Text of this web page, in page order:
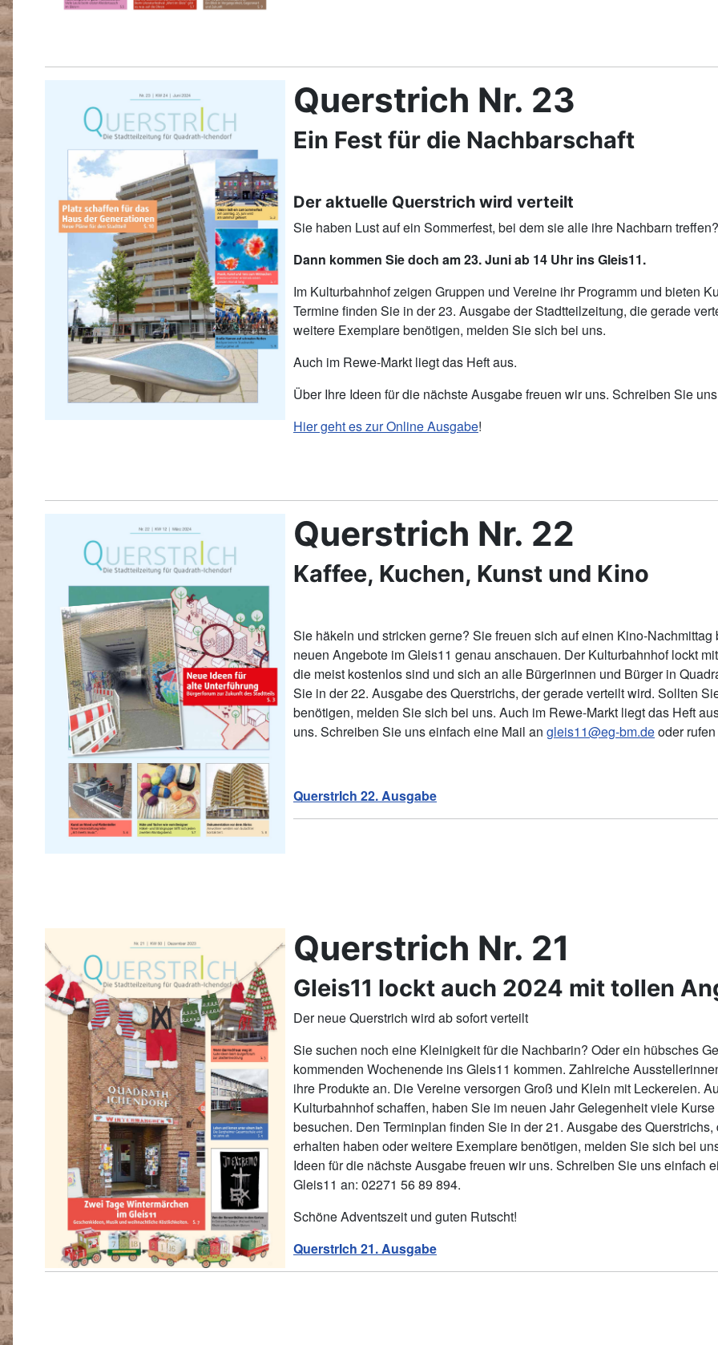
Querstrich Nr. 23
Ein Fest für die Nachbarschaft
Der aktuelle Querstrich wird verteilt
Sie haben Lust auf ein Sommerfest, bei dem sie alle ihre Nachbarn treffen?
Dann kommen Sie doch am 23. Juni ab 14 Uhr ins Gleis11.
Im Kulturbahnhof zeigen Gruppen und Vereine ihr Programm und bieten
Termine finden Sie in der 23. Ausgabe der Stadtteilzeitung, die gerade
weitere Exemplare benötigen, melden Sie sich bei uns.
Auch im Rewe-Markt liegt das Heft aus.
Über Ihre Ideen für die nächste Ausgabe freuen wir uns. Schreiben Sie
Hier geht es zur Online Ausgabe!
Querstrich Nr. 22
Kaffee, Kuchen, Kunst und Kino
Sie häkeln und stricken gerne? Sie freuen sich auf einen Kino-
neuen Angebote im Gleis11 genau anschauen. Der Kulturbahnhof lockt
die meist kostenlos sind und sich an alle Bürgerinnen und Bürger in
Sie in der 22. Ausgabe des Querstrichs, der gerade verteilt wird. Sollten
benötigen, melden Sie sich bei uns. Auch im Rewe-Markt liegt das Heft
uns. Schreiben Sie uns einfach eine Mail an gleis11@eg-bm.deoder
QuerstrIch 22. Ausgabe
Querstrich Nr. 21
Gleis11 lockt auch 2024 mit tollen
Der neue Querstrich wird ab sofort verteilt
Sie suchen noch eine Kleinigkeit für die Nachbarin? Oder ein hübsches
kommenden Wochenende ins Gleis11 kommen. Zahlreiche
ihre Produkte an. Die Vereine versorgen Groß und Klein mit Leckereien.
Kulturbahnhof schaffen, haben Sie im neuen Jahr Gelegenheit viele
besuchen. Den Terminplan finden Sie in der 21. Ausgabe des
erhalten haben oder weitere Exemplare benötigen, melden Sie sich bei
Ideen für die nächste Ausgabe freuen wir uns. Schreiben Sie uns einfach
Gleis11 an: 02271 56 89 894.
Schöne Adventszeit und guten Rutscht!
QuerstrIch 21. Ausgabe